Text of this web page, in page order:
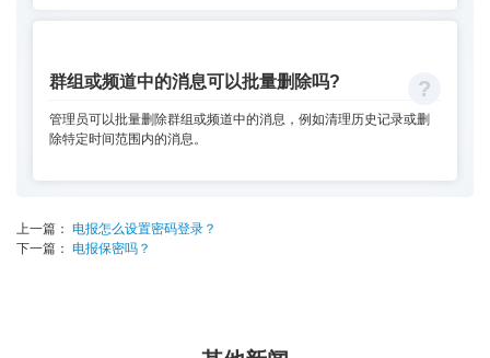
群组或频道中的消息可以批量删除吗?
管理员可以批量删除群组或频道中的消息，例如清理历史记录或删
除特定时间范围内的消息。
上一篇： 电报怎么设置密码登录？
下一篇： 电报保密吗？